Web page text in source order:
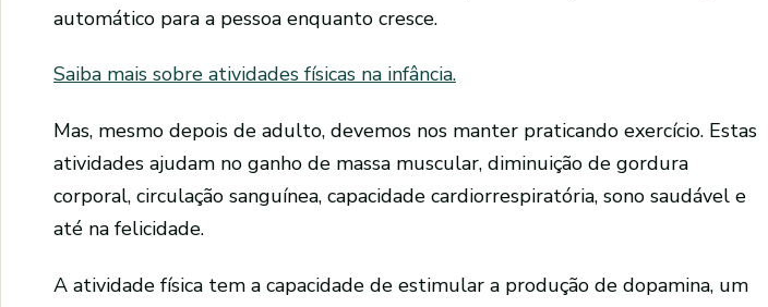
automático para a pessoa enquanto cresce.
Saiba mais sobre atividades físicas na infância.
Mas, mesmo depois de adulto, devemos nos manter praticando exercício. Estas
atividades ajudam no ganho de massa muscular, diminuição de gordura
corporal, circulação sanguínea, capacidade cardiorrespiratória, sono saudável e
até na felicidade.
A atividade física tem a capacidade de estimular a produção de dopamina, um